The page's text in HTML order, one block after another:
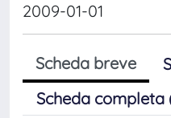
2009-01-01
Scheda breve
Scheda completa